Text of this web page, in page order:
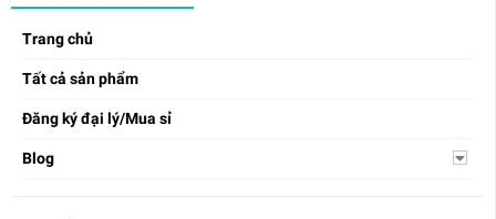
Trang chủ
Tất cả sản phẩm
Đăng ký đại lý/Mua sỉ
Blog